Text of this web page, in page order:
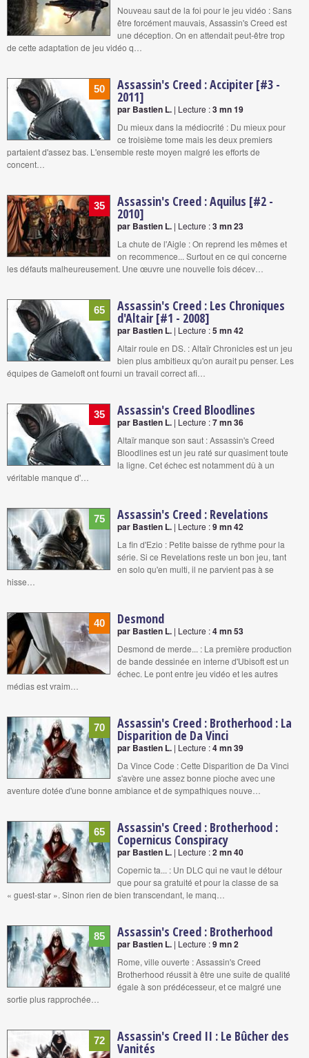
Nouveau saut de la foi pour le jeu vidéo : Sans
être forcément mauvais, Assassin's Creed est
une déception. On en attendait peut-être trop
de cette adaptation de jeu vidéo q…
50 Assassin's Creed : Accipiter [#3 -
2011]
par Bastien L. | Lecture :3 mn 19
Du mieux dans la médiocrité : Du mieux pour
ce troisième tome mais les deux premiers
partaient d'assez bas. L'ensemble reste moyen malgré les efforts de
concent…
35 Assassin's Creed : Aquilus [#2 -
2010]
par Bastien L. | Lecture :3 mn 23
La chute de l'Aigle : On reprend les mêmes et
on recommence... Surtout en ce qui concerne
les défauts malheureusement. Une œuvre une nouvelle fois décev…
65 Assassin's Creed : Les Chroniques
d'Altair [#1 - 2008]
par Bastien L. | Lecture :5 mn 42
Altair roule en DS. : Altaïr Chronicles est un jeu
bien plus ambitieux qu'on aurait pu penser. Les
équipes de Gameloft ont fourni un travail correct afi…
35 Assassin's Creed Bloodlines
par Bastien L. | Lecture :7 mn 36
Altaïr manque son saut : Assassin's Creed
Bloodlines est un jeu raté sur quasiment toute
la ligne. Cet échec est notamment dû à un
véritable manque d'…
75 Assassin's Creed : Revelations
par Bastien L. | Lecture :9 mn 42
La fin d'Ezio : Petite baisse de rythme pour la
série. Si ce Revelations reste un bon jeu, tant
en solo qu'en multi, il ne parvient pas à se
hisse…
40 Desmond
par Bastien L. | Lecture :4 mn 53
Desmond de merde... : La première production
de bande dessinée en interne d'Ubisoft est un
échec. Le pont entre jeu vidéo et les autres
médias est vraim…
70 Assassin's Creed : Brotherhood : La
Disparition de Da Vinci
par Bastien L. | Lecture :4 mn 39
Da Vince Code : Cette Disparition de Da Vinci
s'avère une assez bonne pioche avec une
aventure dotée d'une bonne ambiance et de sympathiques nouve…
65 Assassin's Creed : Brotherhood :
Copernicus Conspiracy
par Bastien L. | Lecture :2 mn 40
Copernic ta... : Un DLC qui ne vaut le détour
que pour sa gratuité et pour la classe de sa
« guest-star ». Sinon rien de bien transcendant, le manq…
85 Assassin's Creed : Brotherhood
par Bastien L. | Lecture :9 mn 2
Rome, ville ouverte : Assassin's Creed
Brotherhood réussit à être une suite de qualité
égale à son prédécesseur, et ce malgré une
sortie plus rapprochée…
72 Assassin's Creed II : Le Bûcher des
Vanités